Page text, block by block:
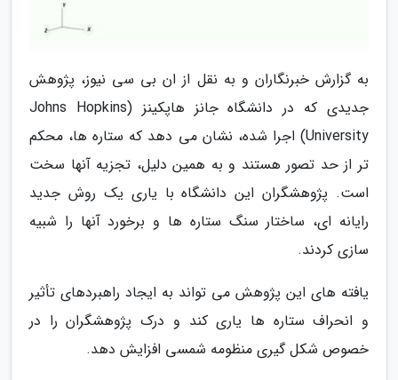
به گزارش خبرنگاران و به نقل از ان بی سی نیوز، پژوهش
جدیدی که در دانشگاه جانز هاپکینز (Johns Hopkins
University) اجرا شده، نشان می دهد که ستاره ها، محکم
تر از حد تصور هستند و به همین دلیل، تجزیه آنها سخت
است. پژوهشگران این دانشگاه با یاری یک روش جدید
رایانه ای، ساختار سنگ ستاره ها و برخورد آنها را شبیه
سازی کردند.
یافته های این پژوهش می تواند به ایجاد راهبردهای تأثیر
و انحراف ستاره ها یاری کند و درک پژوهشگران را در
خصوص شکل گیری منظومه شمسی افزایش دهد.